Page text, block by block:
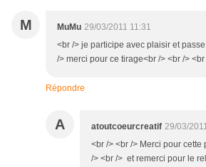
M MuMu 29/03/2011 11:31
<br /> je participe avec plaisir et
/> merci pour ce tirage<br /> <br /> <br
Répondre
A atoutcoeurcreatif 29/03/
<br /> <br /> Merci pour cette
/> <br /> et remerci pour le